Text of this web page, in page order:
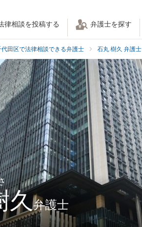
律相談を投稿する 弁護士を探す
代田区で法律相談できる弁護士 石丸 樹久 弁護士
久弁護士